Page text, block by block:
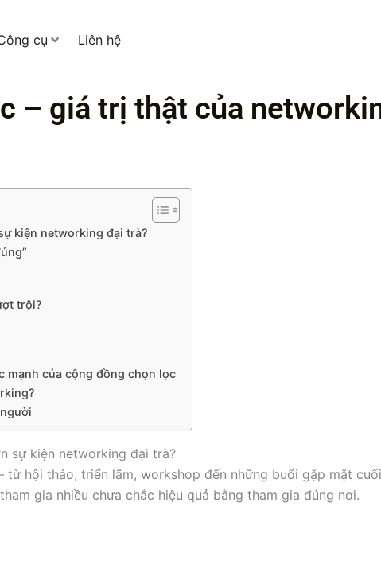
cụ Liên hệ
– giá trị thật của
kiện networking đại trà?
trội?
mạnh của cộng đồng chọn lọc
sự kiện networking đại trà?
từ hội thảo, triển lãm, workshop đến những buổi gặp mặt
gia nhiều chưa chắc hiệu quả bằng tham gia đúng nơi.